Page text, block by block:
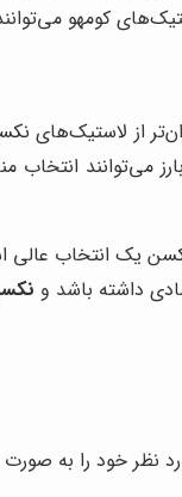
کومهو
از لاستیک‌های
می‌توانند
یک انتخاب عالی
داشته باشد و
نظر خود را به